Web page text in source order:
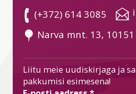
(+372) 614 3085
Narva mnt. 13,
Liitu meie uudiskirjaga ja
pakkumisi esimesena!